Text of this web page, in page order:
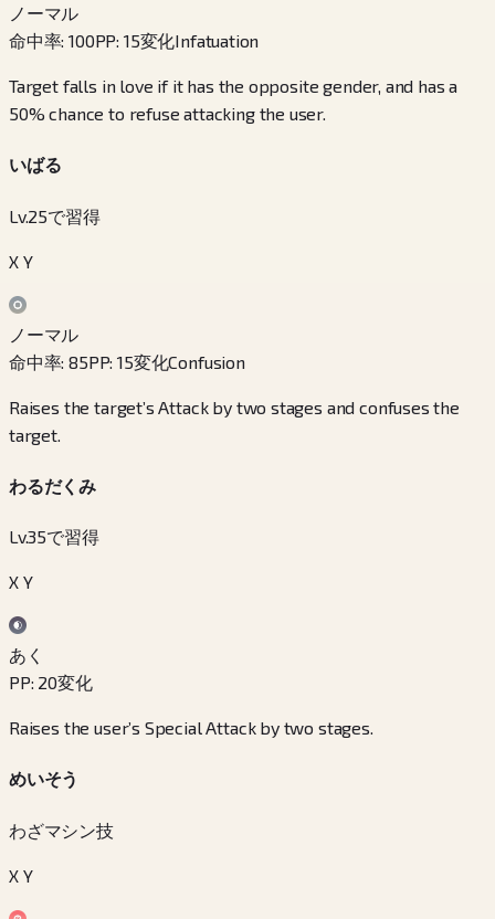
ノーマル
命中率:100PP: 15変化Infatuation
Target falls in love if it has the opposite gender, and has a
50% chance to refuse attacking the user.
いばる
Lv.25で習得
X Y
ノーマル
命中率:85PP:15変化Confusion
Raises the target’s Attack by two stages and confuses the
target.
わるだくみ
Lv.35で習得
X Y
あく
PP: 20変化
Raises the user’s Special Attack by two stages.
めいそう
わざマシン技
X Y